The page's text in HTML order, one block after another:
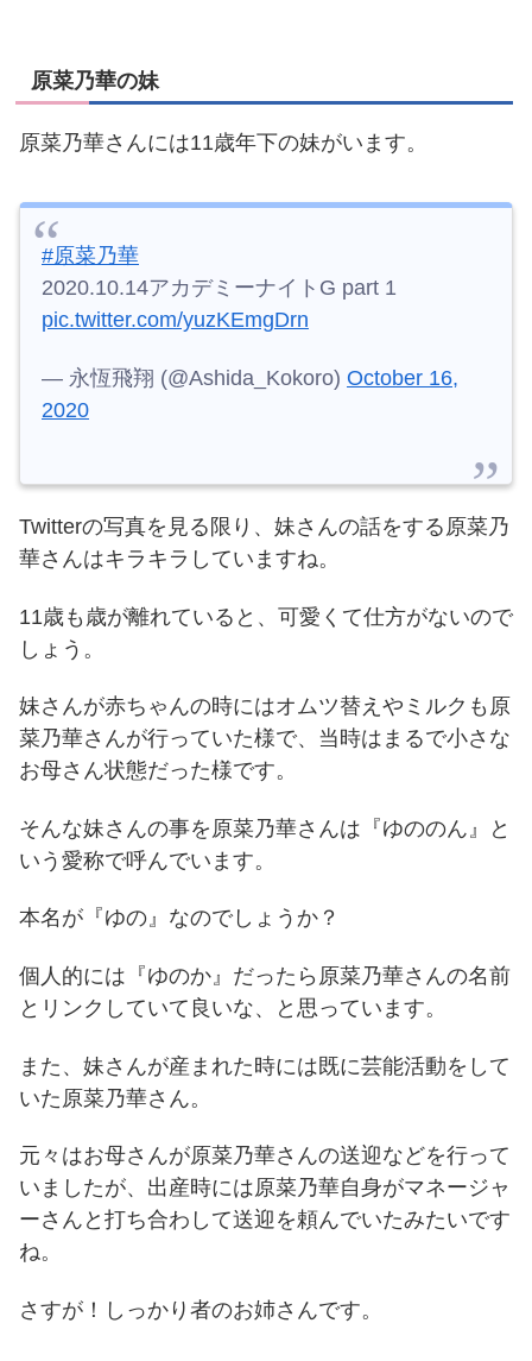
原菜乃華の妹
原菜乃華さんには11歳年下の妹がいます。
#原菜乃華
2020.10.14アカデミーナイトG part 1
pic.twitter.com/yuzKEmgDrn
— 永恆飛翔 (@Ashida_Kokoro) October 16,
2020
Twitterの写真を見る限り、妹さんの話をする原菜乃
華さんはキラキラしていますね。
11歳も歳が離れていると、可愛くて仕方がないので
しょう。
妹さんが赤ちゃんの時にはオムツ替えやミルクも原
菜乃華さんが行っていた様で、当時はまるで小さな
お母さん状態だった様です。
そんな妹さんの事を原菜乃華さんは『ゆののん』と
いう愛称で呼んでいます。
本名が『ゆの』なのでしょうか？
個人的には『ゆのか』だったら原菜乃華さんの名前
とリンクしていて良いな、と思っています。
また、妹さんが産まれた時には既に芸能活動をして
いた原菜乃華さん。
元々はお母さんが原菜乃華さんの送迎などを行って
いましたが、出産時には原菜乃華自身がマネージャ
ーさんと打ち合わして送迎を頼んでいたみたいです
ね。
さすが！しっかり者のお姉さんです。